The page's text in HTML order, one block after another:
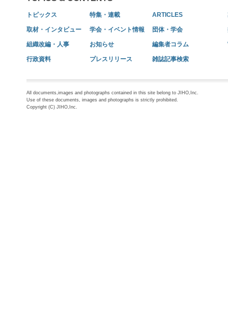
トピックス 特集・連載 ARTICLES
取材・インタビュー 学会・イベント情報 団体・学会
組織改編・人事 お知らせ 編集者コラム
行政資料 プレスリリース 雑誌記事検索
All documents,images and photographs contained in this site belong to JIHO,Inc.
Use of these documents, images and photographs is strictly prohibited.
Copyright (C) JIHO,Inc.